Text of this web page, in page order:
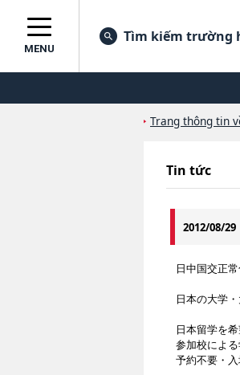
MENU
Tìm kiếm trường
Trang thông tin
Tin tức
2012/08/29
日中国交正
日本の大学
日本留学を
参加校による
予約不要・入